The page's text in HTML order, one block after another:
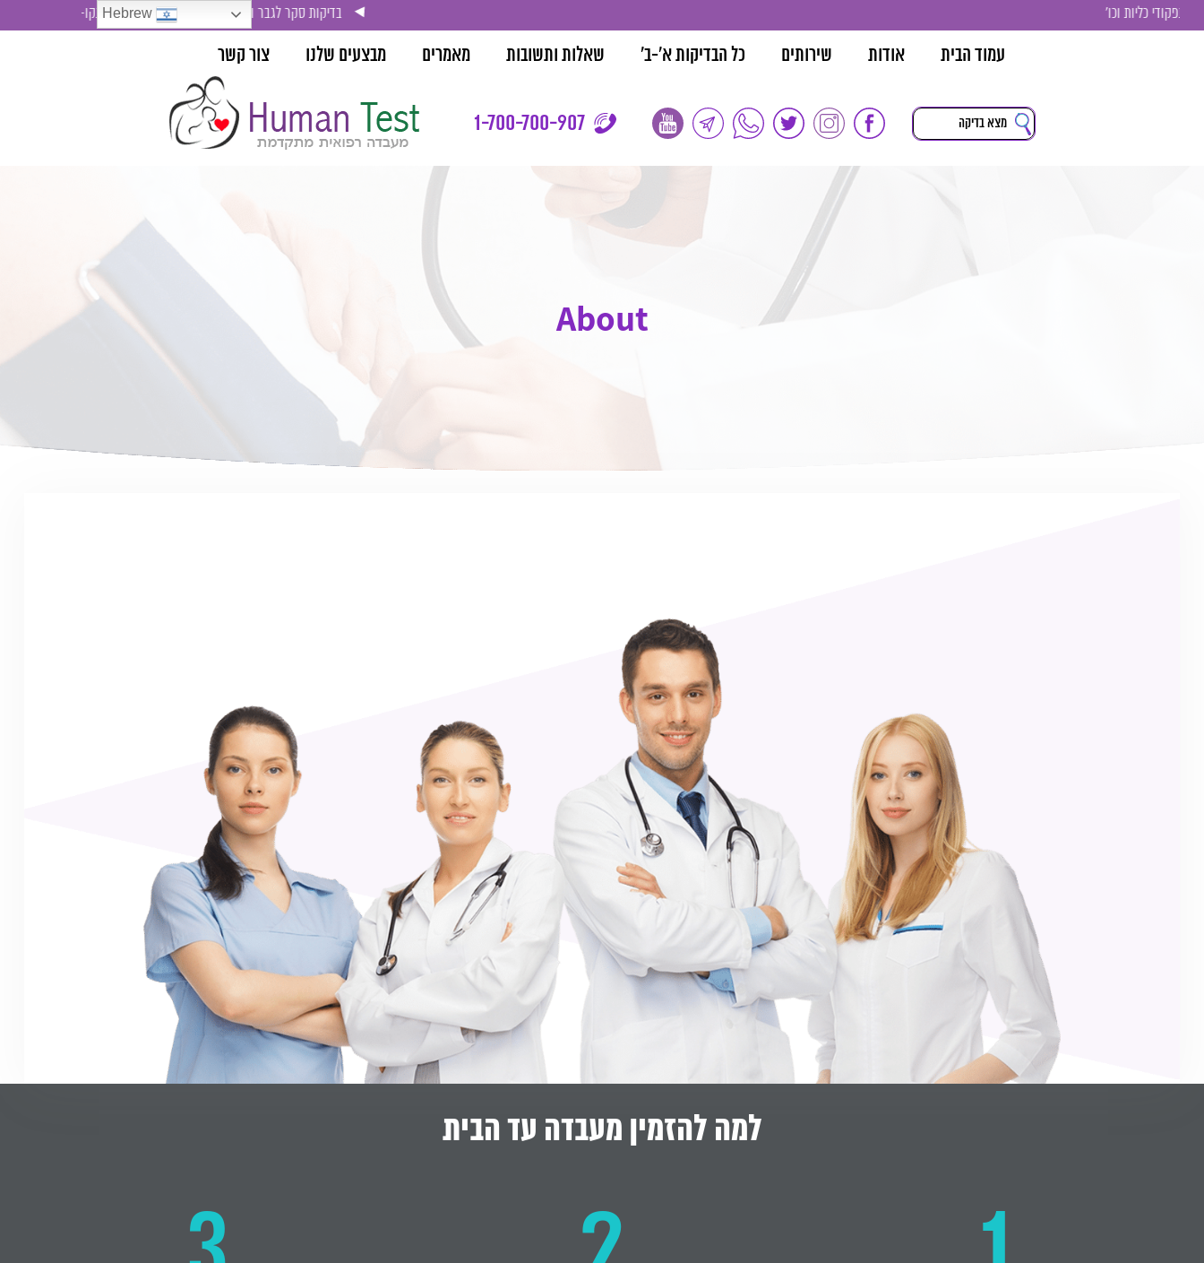
בדיקות סקר לגבר ולאישה , בדיקת סימני סרטן ( אונקו-מרקרים)
עמוד הבית אודות שירותים כל הבדיקות א'-ב' שאלות ותשובות מאמרים מבצעים שלנו צור קשר
1-700-700-907
About
למה להזמין מעבדה עד הבית
Hebrew